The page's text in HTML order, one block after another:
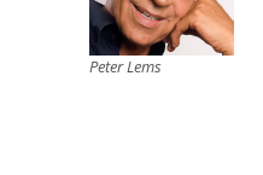
Peter Lems